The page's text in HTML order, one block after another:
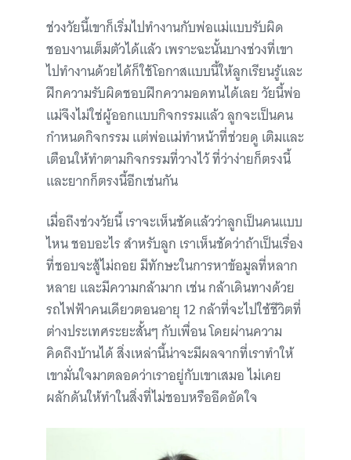
ช่วงวัยนี้เขาก็เริ่มไปทำงานกับพ่อแม่แบบรับผิด
ชอบงานเต็มตัวได้แล้ว เพราะฉะนั้นบางช่วงที่เขา
ไปทำงานด้วยได้ก็ใช้โอกาสแบบนี้ให้ลูกเรียนรู้และ
ฝึกความรับผิดชอบฝึกความอดทนได้เลย วัยนี้พ่อ
แม่จึงไม่ใช่ผู้ออกแบบกิจกรรมแล้ว ลูกจะเป็นคน
กำหนดกิจกรรม แต่พ่อแม่ทำหน้าที่ช่วยดู เติมและ
เตือนให้ทำตามกิจกรรมที่วางไว้ ที่ว่าง่ายก็ตรงนี้
และยากก็ตรงนี้อีกเช่นกัน
เมื่อถึงช่วงวัยนี้ เราจะเห็นชัดแล้วว่าลูกเป็นคนแบบ
ไหน ชอบอะไร สำหรับลูก เราเห็นชัดว่าถ้าเป็นเรื่อง
ที่ชอบจะสู้ไม่ถอย มีทักษะในการหาข้อมูลที่หลาก
หลาย และมีความกล้ามาก เช่น กล้าเดินทางด้วย
รถไฟฟ้าคนเดียวตอนอายุ 12 กล้าที่จะไปใช้ชีวิตที่
ต่างประเทศระยะสั้นๆ กับเพื่อน โดยผ่านความ
คิดถึงบ้านได้ สิ่งเหล่านี้น่าจะมีผลจากที่เราทำให้
เขามั่นใจมาตลอดว่าเราอยู่กับเขาเสมอ ไม่เคย
ผลักดันให้ทำในสิ่งที่ไม่ชอบหรืออึดอัดใจ